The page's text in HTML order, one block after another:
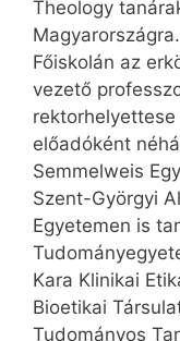
Theology
Főiskolán az
vezető
előadóként
Semmelweis
Szent-Györgyi
Egyetemen is
Kara Klinikai
Bioetikai
Tudományos